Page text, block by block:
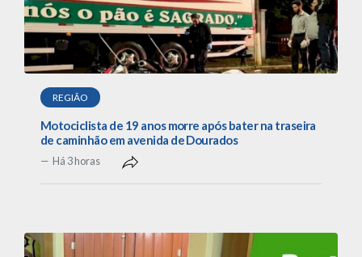
REGIÃO
Motociclista de 19 anos morre após bater na traseira
de caminhão em avenida de Dourados
Há 3 horas